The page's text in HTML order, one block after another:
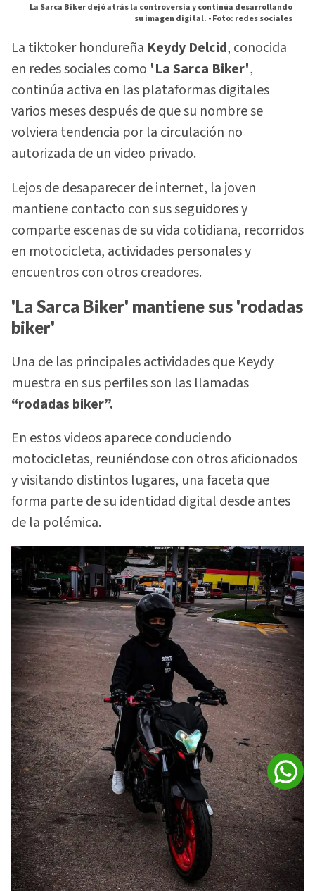
La Sarca Biker dejó atrás la controversia y continúa desarrollando
su imagen digital. -Foto: redes sociales
La tiktoker hondureña Keydy Delcid, conocida
en redes sociales como 'La Sarca Biker',
continúa activa en las plataformas digitales
varios meses después de que su nombre se
volviera tendencia por la circulación no
autorizada de un video privado.
Lejos de desaparecer de internet, la joven
mantiene contacto con sus seguidores y
comparte escenas de su vida cotidiana, recorridos
en motocicleta, actividades personales y
encuentros con otros creadores.
'La Sarca Biker' mantiene sus 'rodadas
biker'
Una de las principales actividades que Keydy
muestra en sus perfiles son las llamadas
“rodadas biker”.
En estos videos aparece conduciendo
motocicletas, reuniéndose con otros aficionados
y visitando distintos lugares, una faceta que
forma parte de su identidad digital desde antes
de la polémica.